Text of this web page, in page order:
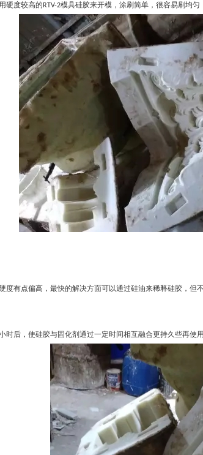
硬度较高的RTV-2模具硅胶来开模，涂刷简单，很容易刷均匀
度有点偏高，最快的解决方面可以通过硅油来稀释硅胶，
时后，使硅胶与固化剂通过一定时间相互融合更持久些再使